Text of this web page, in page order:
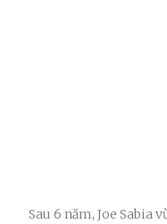
Sau 6 năm, Joe